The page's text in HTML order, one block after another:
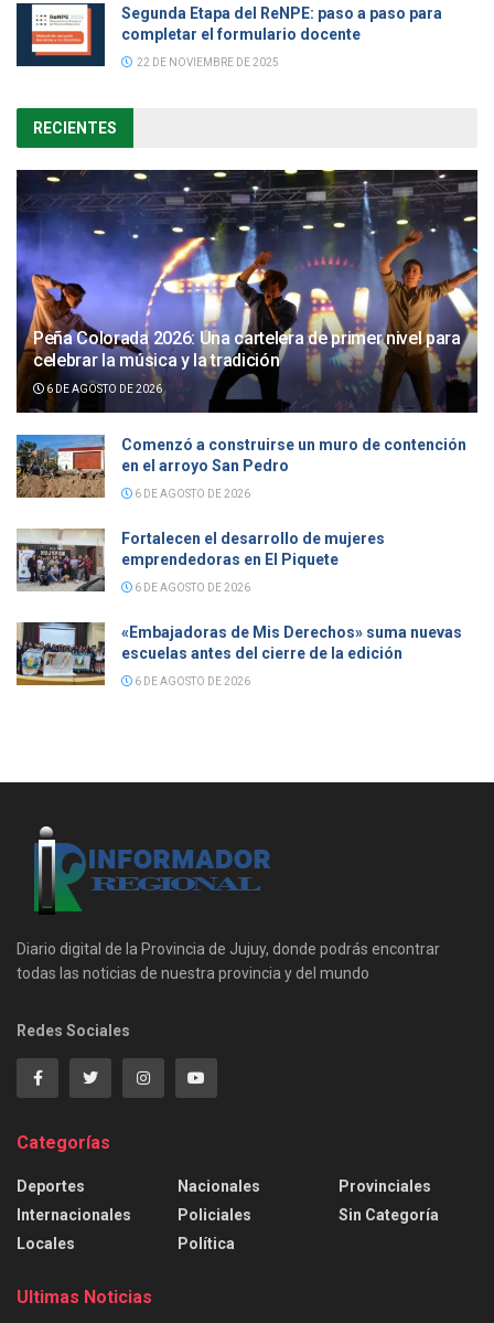
Segunda Etapa del ReNPE: paso a paso para
completar el formulario docente
22 DE NOVIEMBRE DE 2025
RECIENTES
Peña Colorada 2026: Una cartelera de primer nivel para
celebrar la música y la tradición
6 DE AGOSTO DE 2026
Comenzó a construirse un muro de contención
en el arroyo San Pedro
6 DE AGOSTO DE 2026
Fortalecen el desarrollo de mujeres
emprendedoras en El Piquete
6 DE AGOSTO DE 2026
«Embajadoras de Mis Derechos» suma nuevas
escuelas antes del cierre de la edición
6 DE AGOSTO DE 2026
Diario digital de la Provincia de Jujuy, donde podrás encontrar
todas las noticias de nuestra provincia y del mundo
Redes Sociales
Categorías
Deportes
Internacionales
Locales
Nacionales
Policiales
Política
Provinciales
Sin Categoría
Ultimas Noticias